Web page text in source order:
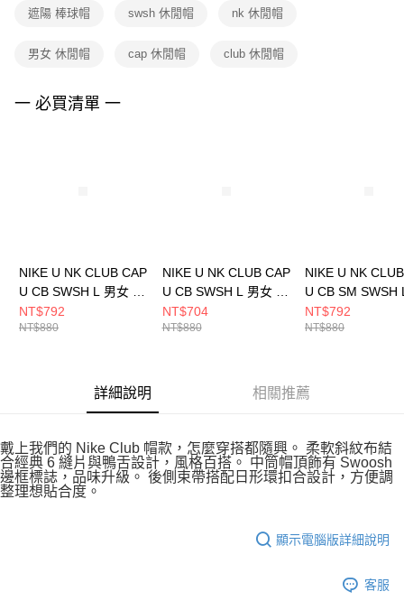
權轉讓予恩沛科技股份有限公司。
３．未成年的使用者請事先徵得法定代理人或監護人之同意方可使用
４．使用「AFTEE先享後付」時，將依據個別帳號之用戶狀況，依本公司即
遮陽 棒球帽 swsh 休閒帽 nk 休閒帽
男女 休閒帽 cap 休閒帽 club 休閒帽
一 必買清單 一
NIKE U NK CLUB CAP
U CB SWSH L 男女 休
閒帽 FB5369072
NT$792
NT$880
NIKE U NK CLUB CAP
U CB SWSH L 男女 休
閒帽 FB5369010
NT$704
NT$880
NIKE U NK
U CB SM SWSH
女 休閒帽
NT$792
NT$880
詳細說明 相關推薦
戴上我們的 Nike Club 帽款，怎麼穿搭都隨興。 柔軟斜紋布結
合經典 6 縫片與鴨舌設計，風格百搭。 中筒帽頂飾有 Swoosh
邊框標誌，品味升級。 後側束帶搭配日形環扣合設計，方便調
整理想貼合度。
顯示電腦版詳細說明
客服